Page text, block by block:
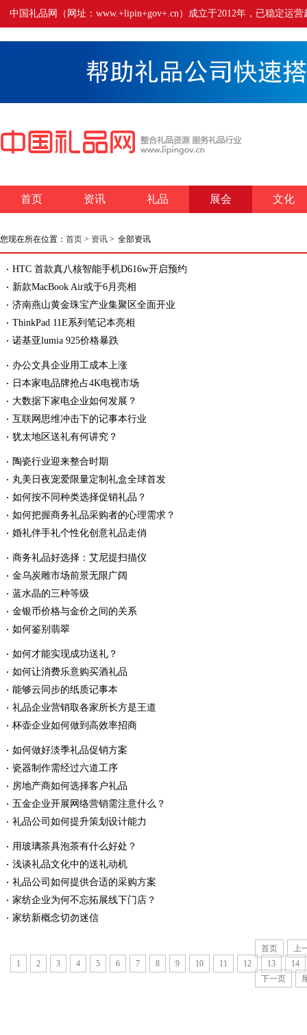
中国礼品网（网址：www.+lipin+gov+.cn）成立于2012年，已稳定运
首页 资讯 礼品 展会 文化
您现在所在位置： 首页 > 资讯 > 全部资讯
HTC 首款真八核智能手机D616w开启预约
新款MacBook Air或于6月亮相
济南燕山黄金珠宝产业集聚区全面开业
ThinkPad 11E系列笔记本亮相
诺基亚lumia 925价格暴跌
办公文具企业用工成本上涨
日本家电品牌抢占4K电视市场
大数据下家电企业如何发展？
互联网思维冲击下的记事本行业
犹太地区送礼有何讲究？
陶瓷行业迎来整合时期
丸美日夜宠爱限量定制礼盒全球首发
如何按不同种类选择促销礼品？
如何把握商务礼品采购者的心理需求？
婚礼伴手礼个性化创意礼品走俏
商务礼品好选择：艾尼提扫描仪
金乌炭雕市场前景无限广阔
蓝水晶的三种等级
金银币价格与金价之间的关系
如何鉴别翡翠
如何才能实现成功送礼？
如何让消费乐意购买酒礼品
能够云同步的纸质记事本
礼品企业营销取各家所长方是王道
杯壶企业如何做到高效率招商
如何做好淡季礼品促销方案
瓷器制作需经过六道工序
房地产商如何选择客户礼品
五金企业开展网络营销需注意什么？
礼品公司如何提升策划设计能力
用玻璃茶具泡茶有什么好处？
浅谈礼品文化中的送礼动机
礼品公司如何提供合适的采购方案
家纺企业为何不忘拓展线下门店？
家纺新概念切勿迷信
首页
上
1
2 3 4 5 6 7 8 9 10 11 12 13
14
下一页